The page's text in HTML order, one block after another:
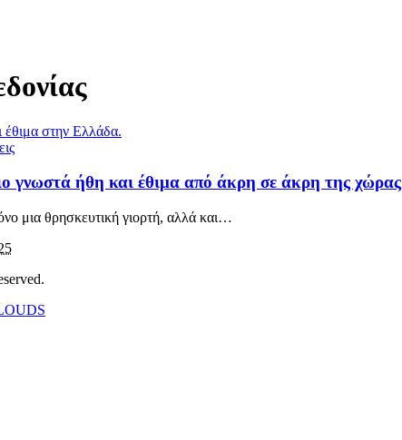
γνωστά ήθη και έθιμα από άκρη σε άκρη της χώρας
μια θρησκευτική γιορτή, αλλά και…